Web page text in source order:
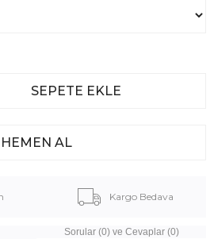
Kargo Bedava
Sorular (0) ve Cevaplar (0)